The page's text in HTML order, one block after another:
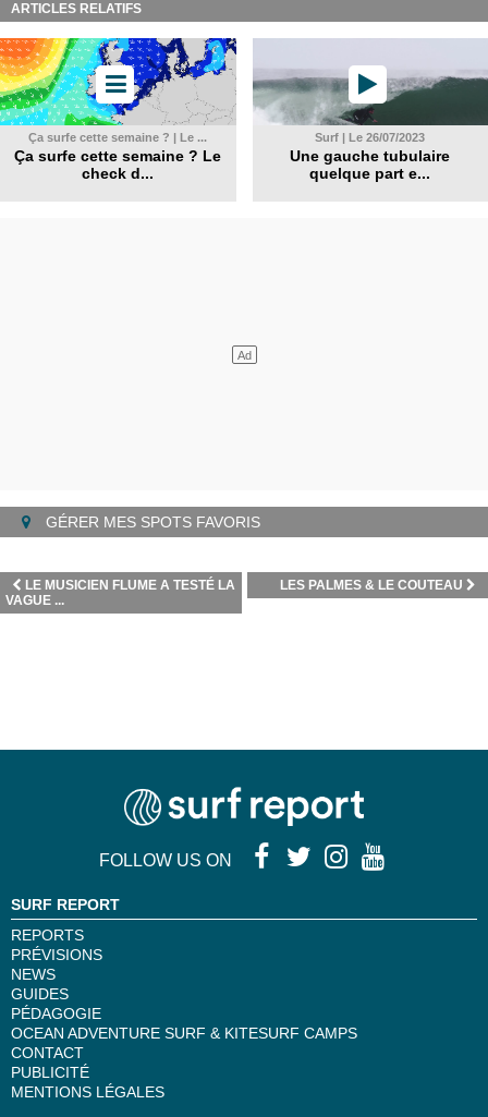
ARTICLES RELATIFS
Ça surfe cette semaine ? | Le ...
Ça surfe cette semaine ? Le
check d...
Surf | Le 26/07/2023
Une gauche tubulaire
quelque part e...
GÉRER MES SPOTS FAVORIS
LES PALMES & LE COUTEAU
LE MUSICIEN FLUME A TESTÉ LA
VAGUE ...
FOLLOW US ON
SURF REPORT
REPORTS
PRÉVISIONS
NEWS
GUIDES
PÉDAGOGIE
OCEAN ADVENTURE SURF & KITESURF CAMPS
CONTACT
PUBLICITÉ
MENTIONS LÉGALES